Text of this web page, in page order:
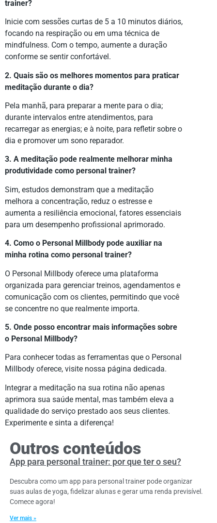
trainer?
Inicie com sessões curtas de 5 a 10 minutos diários,
focando na respiração ou em uma técnica de
mindfulness. Com o tempo, aumente a duração
conforme se sentir confortável.
2. Quais são os melhores momentos para praticar
meditação durante o dia?
Pela manhã, para preparar a mente para o dia;
durante intervalos entre atendimentos, para
recarregar as energias; e à noite, para refletir sobre o
dia e promover um sono reparador.
3. A meditação pode realmente melhorar minha
produtividade como personal trainer?
Sim, estudos demonstram que a meditação
melhora a concentração, reduz o estresse e
aumenta a resiliência emocional, fatores essenciais
para um desempenho profissional aprimorado.
4. Como o Personal Millbody pode auxiliar na
minha rotina como personal trainer?
O Personal Millbody oferece uma plataforma
organizada para gerenciar treinos, agendamentos e
comunicação com os clientes, permitindo que você
se concentre no que realmente importa.
5. Onde posso encontrar mais informações sobre
o Personal Millbody?
Para conhecer todas as ferramentas que o Personal
Millbody oferece, visite nossa página dedicada.
Integrar a meditação na sua rotina não apenas
aprimora sua saúde mental, mas também eleva a
qualidade do serviço prestado aos seus clientes.
Experimente e sinta a diferença!
Outros conteúdos
App para personal trainer: por que ter o seu?
Descubra como um app para personal trainer pode organizar
suas aulas de yoga, fidelizar alunas e gerar uma renda previsível.
Comece agora!
Ver mais »